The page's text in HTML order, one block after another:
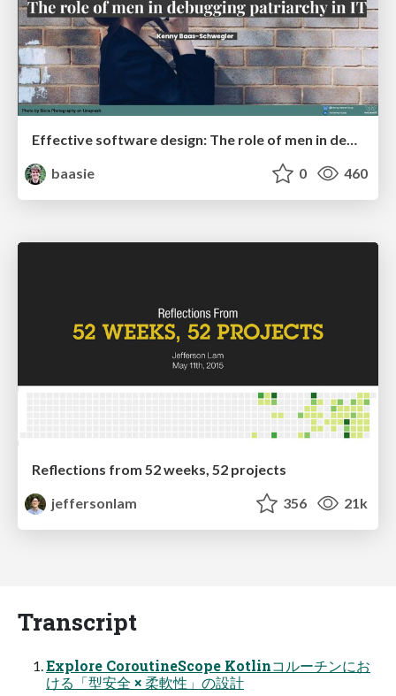
Effective software design: The role of men in debugging patriarchy in IT @ Voxxed Days AMS
baasie
0 460
Reflections from 52 weeks, 52 projects
jeffersonlam
356 21k
Transcript
Explore CoroutineScope Kotlinコルーチンにお
ける「型安全 × 柔軟性」の設計